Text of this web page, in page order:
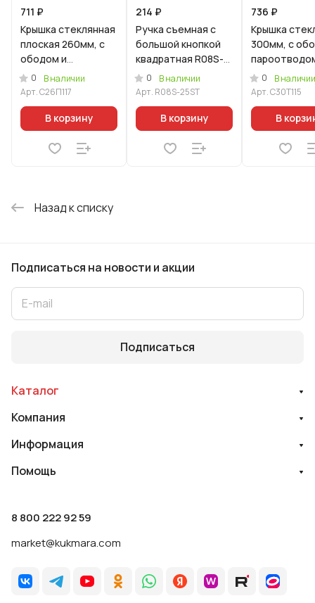
711 ₽
Крышка стеклянная
плоская 260мм, с
ободом и
пароотводом из
силикона и
ручкой софт-тач
цв
0
В наличии
Арт.С26П117
В корзину
214 ₽
Ручка съемная с
большой кнопкой
квадратная R08S-
25ST Светло-
розовый (малая) в
экраном
0
В наличии
Арт. R08S-25ST
В корзину
736 ₽
Крышка
300мм, с
нерж. стали
золото и
0
В наличии
Арт.С30Т115
В
Назад к списку
Подписаться на новости и акции
Подписаться
Каталог
Компания
Информация
Помощь
8 800 222 92 59
market@kukmara.com